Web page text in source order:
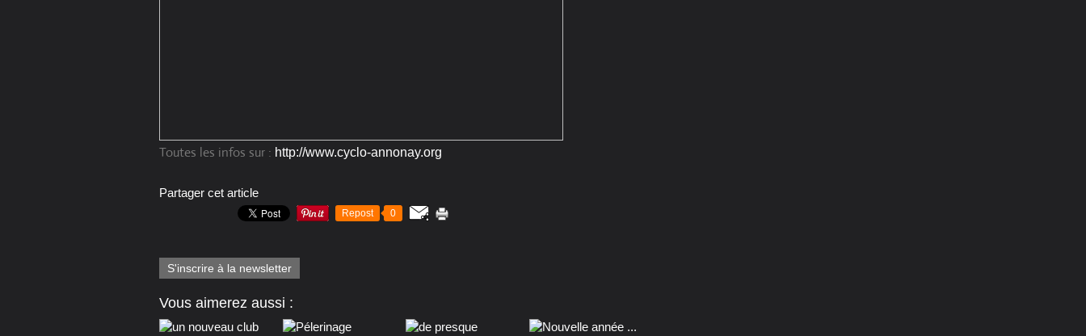
Toutes les infos sur : http://www.cyclo-annonay.org
Partager cet article
Repost 0
S'inscrire à la newsletter
Vous aimerez aussi :